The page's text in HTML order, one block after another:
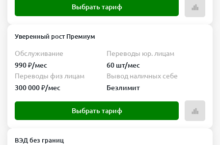
Выбрать тариф
Уверенный рост Премиум
Обслуживание
990 ₽/мес
Переводы юр. лицам
60 шт/мес
Переводы физ лицам
300 000 ₽/мес
Вывод наличных себе
Безлимит
Выбрать тариф
ВЭД без границ